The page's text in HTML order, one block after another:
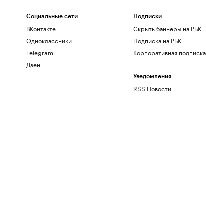
Социальные сети
ВКонтакте
Одноклассники
Telegram
Дзен
Подписки
Скрыть баннеры на РБК
Подписка на РБК
Корпоративная подписка
Уведомления
RSS Новости